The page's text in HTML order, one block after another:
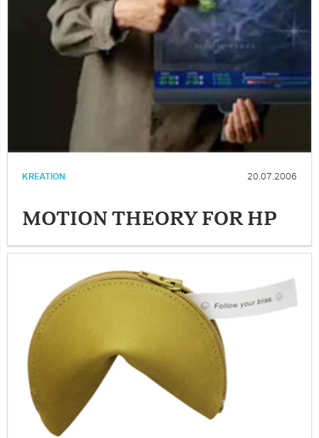
KREATION 20.07.2006
MOTION THEORY FOR HP